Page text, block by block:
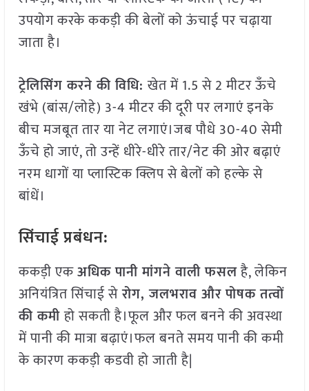
उपयोग करके ककड़ी की बेलों को ऊंचाई पर चढ़ाया
जाता है।
ट्रेलिसिंग करने की विधि:खेत में 1.5 से 2 मीटर ऊँचे
खंभे (बांस/लोहे) 3-4 मीटर की दूरी पर लगाएं इनके
बीच मजबूत तार या नेट लगाएं।जब पौधे 30-40 सेमी
ऊँचे हो जाएं, तो उन्हें धीरे-धीरे तार/नेट की ओर बढ़ाएं
नरम धागों या प्लास्टिक क्लिप से बेलों को हल्के से
बांधें।
सिंचाई प्रबंधन:
ककड़ी एकअधिकपानीमांगनेवालीफसलहै, लेकिन
अनियंत्रित सिंचाई सेरोग,जलभराव औरपोषकतत्वों
कीकमीहो सकती है।फूल और फल बनने की अवस्था
में पानी की मात्रा बढ़ाएं।फल बनते समय पानी की कमी
के कारण ककड़ी कडवी हो जाती है|